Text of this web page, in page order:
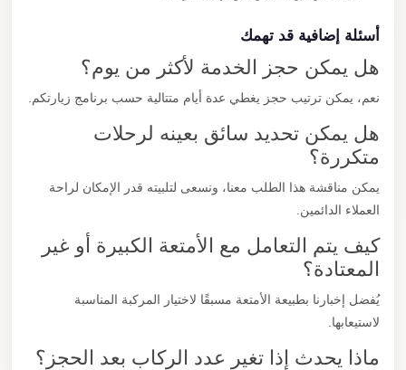
أسئلة إضافية قد تهمك
هل يمكن حجز الخدمة لأكثر من يوم؟
نعم، يمكن ترتيب حجز يغطي عدة أيام متتالية حسب برنامج زيارتكم.
هل يمكن تحديد سائق بعينه لرحلات
متكررة؟
يمكن مناقشة هذا الطلب معنا، ونسعى لتلبيته قدر الإمكان لراحة
العملاء الدائمين.
كيف يتم التعامل مع الأمتعة الكبيرة أو غير
المعتادة؟
يُفضل إخبارنا بطبيعة الأمتعة مسبقًا لاختيار المركبة المناسبة
لاستيعابها.
ماذا يحدث إذا تغير عدد الركاب بعد الحجز؟